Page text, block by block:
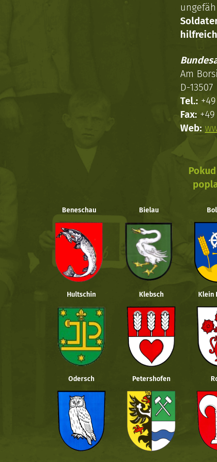
Am
D-
Tel.:
Fax:
Web:
Beneschau Bielau
Hultschin Klebsch Klein
Odersch Petershofen